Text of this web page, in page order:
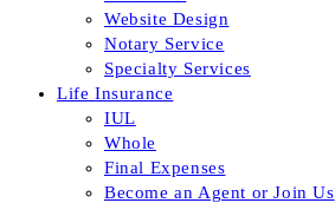
Website Design
Notary Service
Specialty Services
Life Insurance
IUL
Whole
Final Expenses
Become an Agent or Join Us